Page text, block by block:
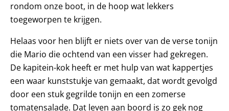
rondom onze boot, in de hoop wat lekkers
toegeworpen te krijgen.
Helaas voor hen blijft er niets over van de verse tonijn
die Mario die ochtend van een visser had gekregen.
De kapitein-kok heeft er met hulp van wat kappertjes
een waar kunststukje van gemaakt, dat wordt gevolgd
door een stuk gegrilde tonijn en een zomerse
tomatensalade. Dat leven aan boord is zo gek nog